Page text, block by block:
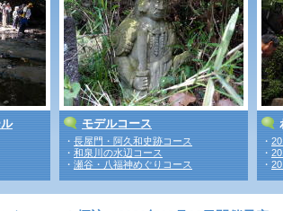
モデルコース
・ 長屋門・阿久和史跡コース
・ 和泉川の水辺コース
・ 瀬谷・八福神めぐりコース
・
・
・